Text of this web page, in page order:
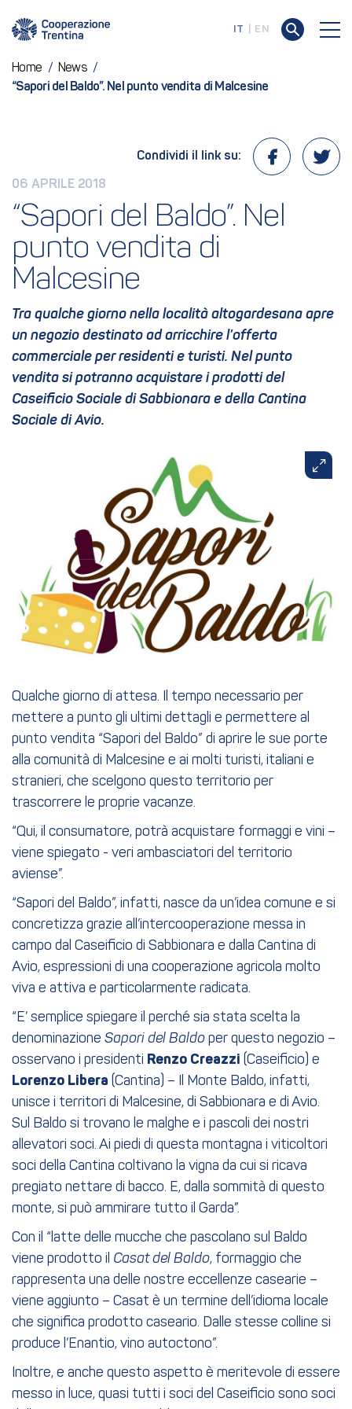
IT EN
Home / News /
“Sapori del Baldo”. Nel punto vendita di Malcesine
06 APRILE 2018
Condividi il link su:
“Sapori del Baldo”. Nel
punto vendita di
Malcesine
Tra qualche giorno nella località altogardesana apre
un negozio destinato ad arricchire l’offerta
commerciale per residenti e turisti. Nel punto
vendita si potranno acquistare i prodotti del
Caseificio Sociale di Sabbionara e della Cantina
Sociale di Avio.
Qualche giorno di attesa. Il tempo necessario per
mettere a punto gli ultimi dettagli e permettere al
punto vendita “Sapori del Baldo” di aprire le sue porte
alla comunità di Malcesine e ai molti turisti, italiani e
stranieri, che scelgono questo territorio per
trascorrere le proprie vacanze.
“Qui, il consumatore, potrà acquistare formaggi e vini –
viene spiegato - veri ambasciatori del territorio
aviense”.
“Sapori del Baldo”, infatti, nasce da un’idea comune e si
concretizza grazie all’intercooperazione messa in
campo dal Caseificio di Sabbionara e dalla Cantina di
Avio, espressioni di una cooperazione agricola molto
viva e attiva e particolarmente radicata.
“E’ semplice spiegare il perché sia stata scelta la
denominazione Sapori del Baldo per questo negozio –
osservano i presidenti Renzo Creazzi (Caseificio) e
Lorenzo Libera (Cantina) – Il Monte Baldo, infatti,
unisce i territori di Malcesine, di Sabbionara e di Avio.
Sul Baldo si trovano le malghe e i pascoli dei nostri
allevatori soci. Ai piedi di questa montagna i viticoltori
soci della Cantina coltivano la vigna da cui si ricava
pregiato nettare di bacco. E, dalla sommità di questo
monte, si può ammirare tutto il Garda”.
Con il “latte delle mucche che pascolano sul Baldo
viene prodotto il Casat del Baldo, formaggio che
rappresenta una delle nostre eccellenze casearie –
viene aggiunto – Casat è un termine dell’idioma locale
che significa prodotto caseario. Dalle stesse colline si
produce l’Enantio, vino autoctono”.
Inoltre, e anche questo aspetto è meritevole di essere
messo in luce, quasi tutti i soci del Caseificio sono soci